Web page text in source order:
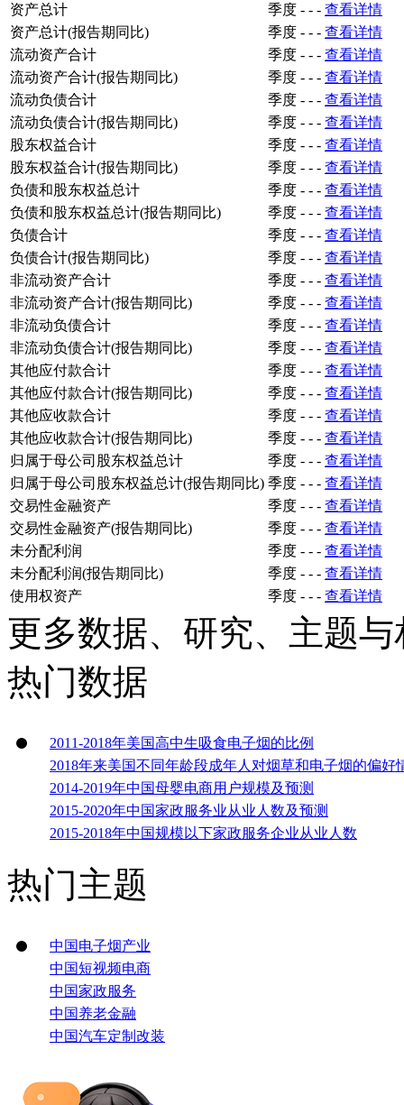
资产总计
季度 - - - 查看详情
资产总计(报告期同比)
季度 - - - 查看详情
流动资产合计
季度 - - - 查看详情
流动资产合计(报告期同比)
季度 - - - 查看详情
流动负债合计
季度 - - - 查看详情
流动负债合计(报告期同比)
季度 - - - 查看详情
股东权益合计
季度 - - - 查看详情
股东权益合计(报告期同比)
季度 - - - 查看详情
负债和股东权益总计
季度 - - - 查看详情
负债和股东权益总计(报告期同比)
季度 - - - 查看详情
负债合计
季度 - - - 查看详情
负债合计(报告期同比)
季度 - - - 查看详情
非流动资产合计
季度 - - - 查看详情
非流动资产合计(报告期同比)
季度 - - - 查看详情
非流动负债合计
季度 - - - 查看详情
非流动负债合计(报告期同比)
季度 - - - 查看详情
其他应付款合计
季度 - - - 查看详情
其他应付款合计(报告期同比)
季度 - - - 查看详情
其他应收款合计
季度 - - - 查看详情
其他应收款合计(报告期同比)
季度 - - - 查看详情
归属于母公司股东权益总计
季度 - - - 查看详情
归属于母公司股东权益总计(报告期同比) 季度 - - - 查看详情
交易性金融资产
季度 - - - 查看详情
交易性金融资产(报告期同比)
季度 - - - 查看详情
未分配利润
季度 - - - 查看详情
未分配利润(报告期同比)
季度 - - - 查看详情
使用权资产
季度 - - - 查看详情
更多数据、研究、主题
热门数据
2011-2018年美国高中生吸食电子烟的比例
2018年来美国不同年龄段成年人对烟草和电子烟的偏好
2014-2019年中国母婴电商用户规模及预测
2015-2020年中国家政服务业从业人数及预测
2015-2018年中国规模以下家政服务企业从业人数
热门主题
中国电子烟产业
中国短视频电商
中国家政服务
中国养老金融
中国汽车定制改装